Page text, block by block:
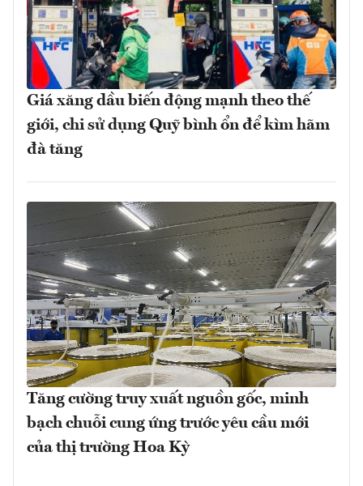
Giá xăng dầu biến động mạnh theo thế
giới, chi sử dụng Quỹ bình ổn để kìm hãm
đà tăng
Tăng cường truy xuất nguồn gốc, minh
bạch chuỗi cung ứng trước yêu cầu mới
của thị trường Hoa Kỳ